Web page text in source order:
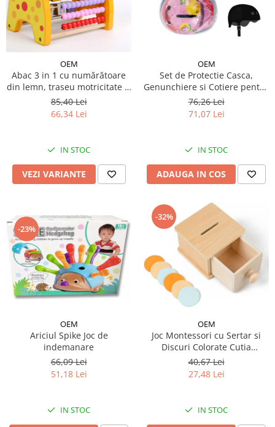
OEM
Abac 3 in 1 cu numărătoare
din lemn, traseu motricitate și
cuburi, jucărie Montessori
85,40 Lei
66,34 Lei
IN STOC
VEZI VARIANTE
OEM
Set de Protectie Casca,
Genunchiere si Cotiere pentru
Copii, Roz
76,26 Lei
71,07 Lei
IN STOC
ADAUGA IN COS
-23%
OEM
Ariciul Spike Joc de
indemanare
66,09 Lei
51,18 Lei
IN STOC
-32%
OEM
Joc Montessori cu Sertar si
Discuri Colorate Cutia
Permanentei
40,67 Lei
27,48 Lei
IN STOC